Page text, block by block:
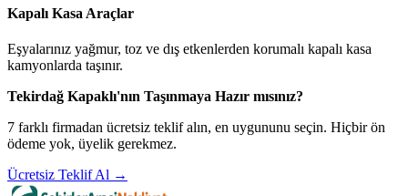
Kapalı Kasa Araçlar
Eşyalarınız yağmur, toz ve dış etkenlerden korumalı kapalı kasa
kamyonlarda taşınır.
Tekirdağ Kapaklı'nın Taşınmaya Hazır mısınız?
7 farklı firmadan ücretsiz teklif alın, en uygununu seçin. Hiçbir ön
ödeme yok, üyelik gerekmez.
Ücretsiz Teklif Al →